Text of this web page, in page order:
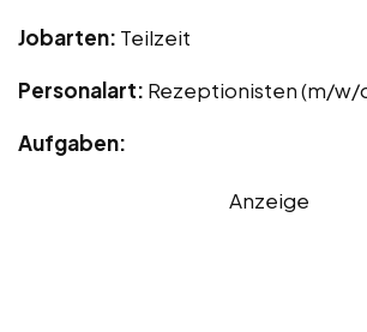
Jobarten: Teilzeit
Personalart: Rezeptionisten (m/w/
Aufgaben:
Anzeige